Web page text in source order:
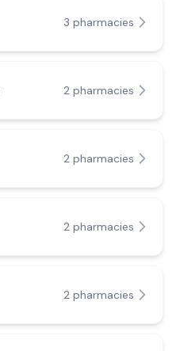
3 pharmacies
2 pharmacies
2 pharmacies
2 pharmacies
2 pharmacies